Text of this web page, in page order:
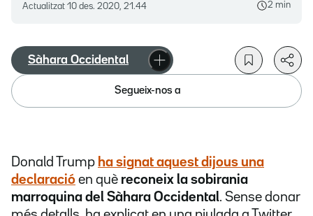
Actualitzat 10 des. 2020, 21.44 2 min
Sàhara Occidental
Segueix-nos a
Donald Trump ha signat aquest dijous una
declaració en què reconeix la sobirania
marroquina del Sàhara Occidental. Sense donar